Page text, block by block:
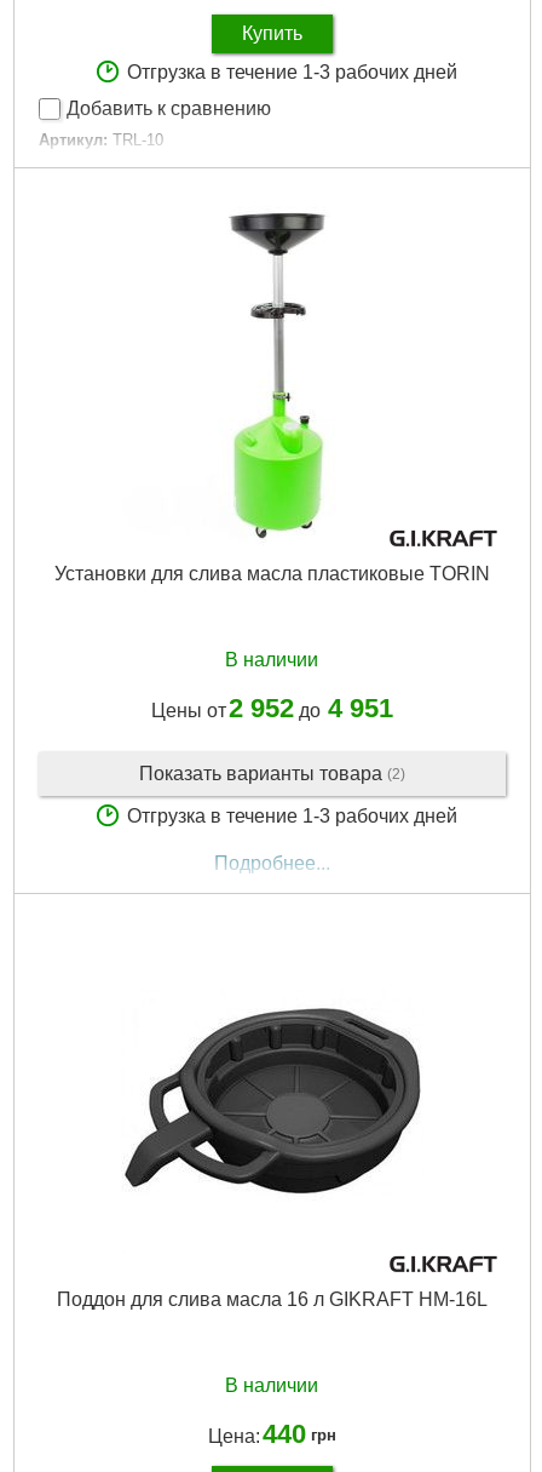
Купить
Отгрузка в течение 1-3 рабочих дней
Добавить к сравнению
Артикул: TRL-10
Код товара: 20.69.54
металл
390x390 мм
Подробнее...
Установки для слива масла пластиковые TORIN
В наличии
Цены от2 952до 4 951
Показать варианты товара (2)
Отгрузка в течение 1-3 рабочих дней
Подробнее...
Поддон для слива масла 16 л GIKRAFT HM-16L
В наличии
Цена:440 грн